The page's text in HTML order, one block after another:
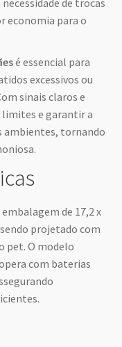
de trocas
economia para o
é essencial para
excessivos ou
sinais claros e
limites e garantir a
ambientes, tornando
de 17,2 x
projetado com
pet. O modelo
com baterias